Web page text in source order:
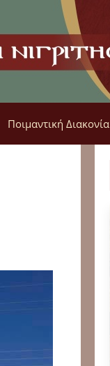
Ποιμαντική Διακονία